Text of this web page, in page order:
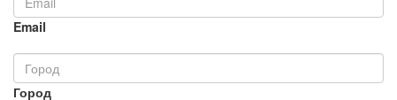
Email
Город